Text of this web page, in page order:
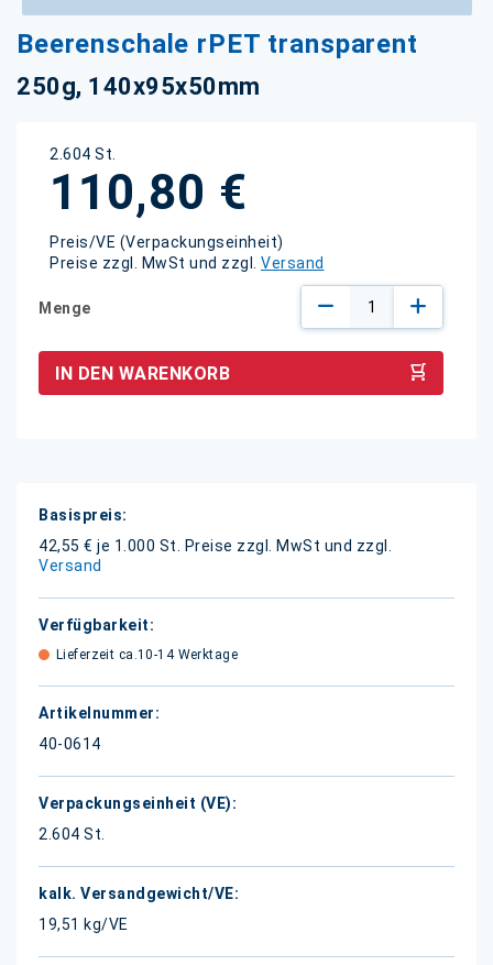
Beerenschale rPET transparent
250g, 140x95x50mm
2.604 St.
110,80 €
Preis/VE (Verpackungseinheit)
Preise zzgl. MwSt und zzgl. Versand
Menge
IN DEN WARENKORB
Weitere
Informationen
42,55 € je 1.000 St.
Preise zzgl. MwSt und zzgl.
Versand
Lieferzeit ca.10-14 Werktage
40-0614
2.604 St.
19,51 kg/VE
Anfang
der
Bildgalerie